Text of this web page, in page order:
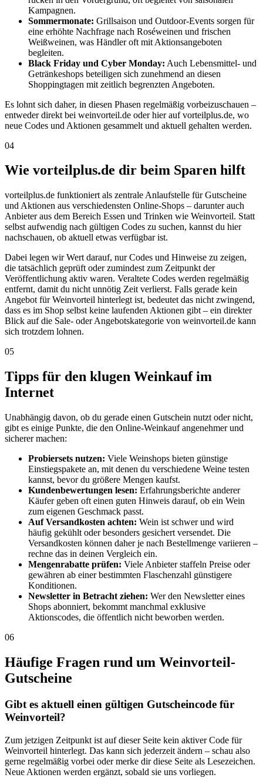
Kampagnen.
Sommermonate: Grillsaison und Outdoor-Events sorgen für
eine erhöhte Nachfrage nach Roséweinen und frischen
Weißweinen, was Händler oft mit Aktionsangeboten
begleiten.
Black Friday und Cyber Monday: Auch Lebensmittel- und
Getränkeshops beteiligen sich zunehmend an diesen
Shoppingtagen mit zeitlich begrenzten Angeboten.
Es lohnt sich daher, in diesen Phasen regelmäßig vorbeizuschauen –
entweder direkt bei weinvorteil.de oder hier auf vorteilplus.de, wo
neue Codes und Aktionen gesammelt und aktuell gehalten werden.
04
Wie vorteilplus.de dir beim Sparen hilft
vorteilplus.de funktioniert als zentrale Anlaufstelle für Gutscheine
und Aktionen aus verschiedensten Online-Shops – darunter auch
Anbieter aus dem Bereich Essen und Trinken wie Weinvorteil. Statt
selbst aufwendig nach gültigen Codes zu suchen, kannst du hier
nachschauen, ob aktuell etwas verfügbar ist.
Dabei legen wir Wert darauf, nur Codes und Hinweise zu zeigen,
die tatsächlich geprüft oder zumindest zum Zeitpunkt der
Veröffentlichung aktiv waren. Veraltete Codes werden regelmäßig
entfernt, damit du nicht unnötig Zeit verlierst. Falls gerade kein
Angebot für Weinvorteil hinterlegt ist, bedeutet das nicht zwingend,
dass es im Shop selbst keine laufenden Aktionen gibt – ein direkter
Blick auf die Sale- oder Angebotskategorie von weinvorteil.de kann
sich trotzdem lohnen.
05
Tipps für den klugen Weinkauf im
Internet
Unabhängig davon, ob du gerade einen Gutschein nutzt oder nicht,
gibt es einige Punkte, die den Online-Weinkauf angenehmer und
sicherer machen:
Probiersets nutzen: Viele Weinshops bieten günstige
Einstiegspakete an, mit denen du verschiedene Weine testen
kannst, bevor du größere Mengen kaufst.
Kundenbewertungen lesen: Erfahrungsberichte anderer
Käufer geben oft einen guten Hinweis darauf, ob ein Wein
zum eigenen Geschmack passt.
Auf Versandkosten achten: Wein ist schwer und wird
häufig gekühlt oder besonders gesichert versendet. Die
Versandkosten können daher je nach Bestellmenge variieren –
rechne das in deinen Vergleich ein.
Mengenrabatte prüfen: Viele Anbieter staffeln Preise oder
gewähren ab einer bestimmten Flaschenzahl günstigere
Konditionen.
Newsletter in Betracht ziehen: Wer den Newsletter eines
Shops abonniert, bekommt manchmal exklusive
Aktionscodes, die öffentlich nicht beworben werden.
06
Häufige Fragen rund um Weinvorteil-
Gutscheine
Gibt es aktuell einen gültigen Gutscheincode für
Weinvorteil?
Zum jetzigen Zeitpunkt ist auf dieser Seite kein aktiver Code für
Weinvorteil hinterlegt. Das kann sich jederzeit ändern – schau also
gerne regelmäßig vorbei oder merke dir diese Seite als Lesezeichen.
Neue Aktionen werden ergänzt, sobald sie uns vorliegen.